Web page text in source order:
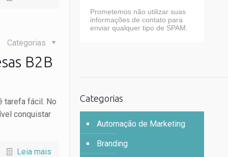
Categorias
B2B
tarefa fácil. No
conquistar
Leia mais
Prometemos não utilizar suas
informações de contato para
enviar qualquer tipo de SPAM.
Categorias
Automação de Marketing
Branding